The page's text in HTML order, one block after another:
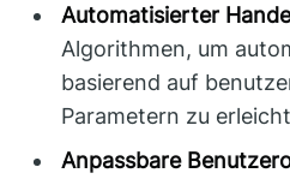
Automatisierter
Algorithmen, um
basierend auf
Parametern zu
Anpassbare